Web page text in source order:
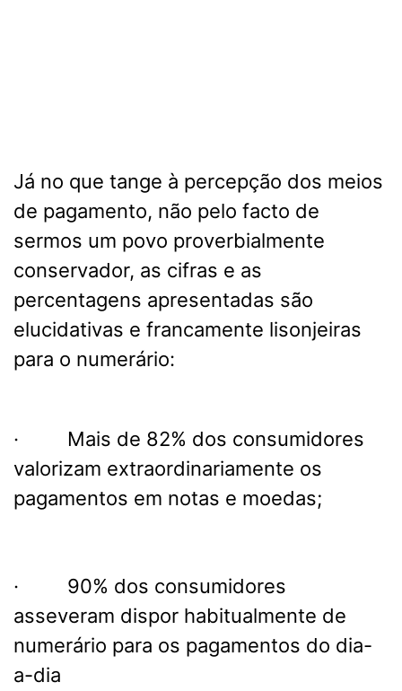
Já no que tange à percepção dos meios
de pagamento, não pelo facto de
sermos um povo proverbialmente
conservador, as cifras e as
percentagens apresentadas são
elucidativas e francamente lisonjeiras
para o numerário:
· Mais de 82% dos consumidores
valorizam extraordinariamente os
pagamentos em notas e moedas;
· 90% dos consumidores
asseveram dispor habitualmente de
numerário para os pagamentos do dia-
a-dia